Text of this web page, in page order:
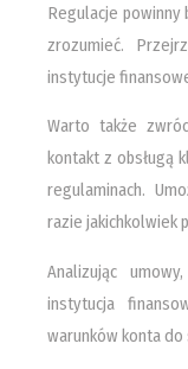
Regulacje powinny
zrozumieć.
instytucje
Warto także
kontakt z obsługą
regulaminach.
razie jakichkolwiek
Analizując
instytucja
warunków konta